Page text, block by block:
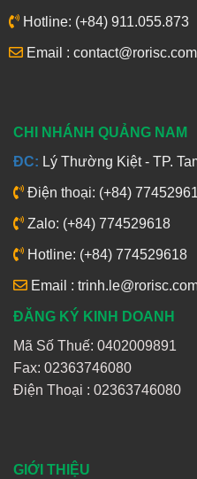
Hotline: (+84) 911.055.873
Email : contact@rorisc.com
CHI NHÁNH QUẢNG NAM
ĐC: Lý Thường Kiệt - TP.
Điện thoại: (+84)
Zalo: (+84) 774529618
Hotline: (+84) 774529618
Email :
ĐĂNG KÝ KINH DOANH
Mã Số Thuế: 0402009891
Fax: 02363746080
Điện Thoại : 02363746080
GIỚI THIỆU